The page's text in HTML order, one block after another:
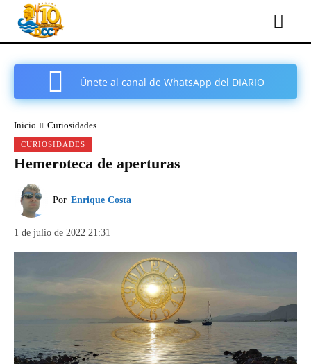
Únete al canal de WhatsApp del DIARIO
Inicio Curiosidades
CURIOSIDADES
Hemeroteca de aperturas
Por Enrique Costa
1 de julio de 2022 21:31